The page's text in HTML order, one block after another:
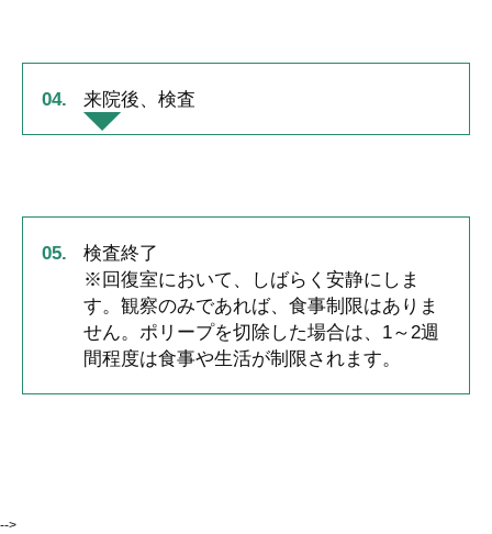
来院後、検査
検査終了
※回復室において、しばらく安静にしま
す。観察のみであれば、食事制限はありま
せん。ポリープを切除した場合は、1～2週
間程度は食事や生活が制限されます。
-->